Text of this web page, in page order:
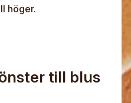
höger.
till blus